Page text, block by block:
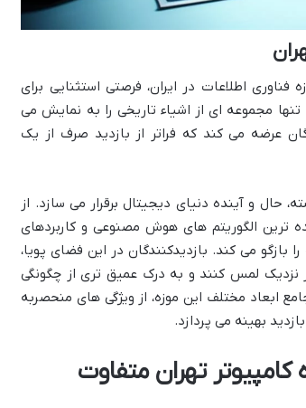
اطلاعات در ایران، فرصتی استثنایی برای
مجموعه ای از اشیاء تاریخی را به نمایش می
عرضه می کند که فراتر از بازدید صرف از یک
حال و آینده دنیای دیجیتال برقرار می سازد. از
ترین الگوریتم های هوش مصنوعی و کاربردهای
می کند. بازدیدکنندگان در این فضای پویا،
از نزدیک لمس کنند و به درک عمیق تری از چگونگی
ابعاد مختلف این موزه، از ویژگی های منحصربه
بهینه می پردازد.
تهران متفاوت